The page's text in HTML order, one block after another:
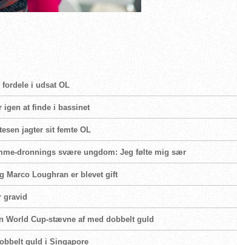
fordele i udsat OL
igen at finde i bassinet
jagter sit femte OL
dronnings svære ungdom: Jeg følte mig sær
Marco Loughran er blevet gift
gravid
World Cup-stævne af med dobbelt guld
guld i Singapore